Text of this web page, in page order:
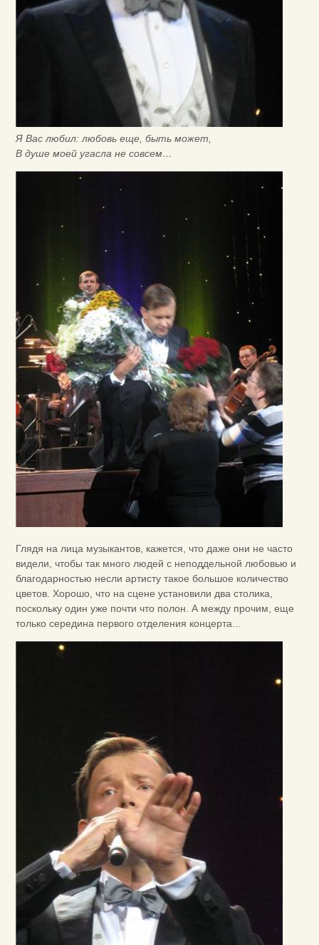
Я Вас любил: любовь еще, быть может,
В душе моей угасла не совсем…
Глядя на лица музыкантов, кажется, что даже они не часто
видели, чтобы так много людей с неподдельной любовью и
благодарностью несли артисту такое большое количество
цветов. Хорошо, что на сцене установили два столика,
поскольку один уже почти что полон. А между прочим, еще
только середина первого отделения концерта...